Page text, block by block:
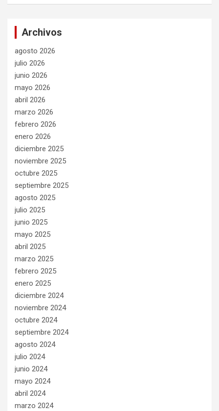
Archivos
agosto 2026
julio 2026
junio 2026
mayo 2026
abril 2026
marzo 2026
febrero 2026
enero 2026
diciembre 2025
noviembre 2025
octubre 2025
septiembre 2025
agosto 2025
julio 2025
junio 2025
mayo 2025
abril 2025
marzo 2025
febrero 2025
enero 2025
diciembre 2024
noviembre 2024
octubre 2024
septiembre 2024
agosto 2024
julio 2024
junio 2024
mayo 2024
abril 2024
marzo 2024